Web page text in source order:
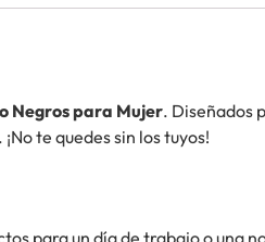
Negros para Mujer. Diseñados
te quedes sin los tuyos!
para un día de trabajo o una